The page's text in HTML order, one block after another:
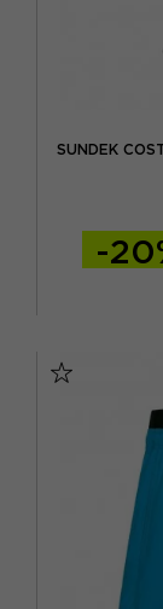
SUNDEK
-